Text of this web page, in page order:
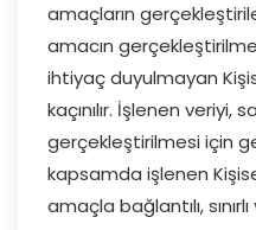
amaçların
amacın
ihtiyaç duyulmayan
kaçınılır. İşlenen veriyi,
gerçekleştirilmesi için
kapsamda işlenen
amaçla bağlantılı,